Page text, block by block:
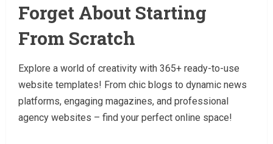
Forget About Starting
From Scratch
Explore a world of creativity with 365+ ready-to-use
website templates! From chic blogs to dynamic news
platforms, engaging magazines, and professional
agency websites – find your perfect online space!